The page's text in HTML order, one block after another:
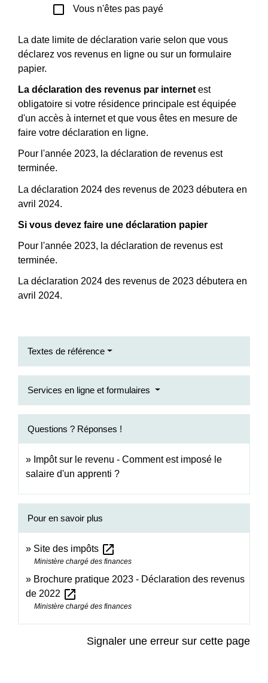
check_box_outline_blank Vous n'êtes pas payé
La date limite de déclaration varie selon que vous
déclarez vos revenus en ligne ou sur un formulaire
papier.
La déclaration des revenus par internet est
obligatoire si votre résidence principale est équipée
d'un accès à internet et que vous êtes en mesure de
faire votre déclaration en ligne.
Pour l'année 2023, la déclaration de revenus est
terminée.
La déclaration 2024 des revenus de 2023 débutera en
avril 2024.
Si vous devez faire une déclaration papier
Pour l'année 2023, la déclaration de revenus est
terminée.
La déclaration 2024 des revenus de 2023 débutera en
avril 2024.
Textes de référence
Services en ligne et formulaires
Questions ? Réponses !
Impôt sur le revenu - Comment est imposé le
salaire d'un apprenti ?
Pour en savoir plus
Site des impôts open_in_new
Ministère chargé des finances
Brochure pratique 2023 - Déclaration des revenus
de 2022 open_in_new
Ministère chargé des finances
Signaler une erreur sur cette page